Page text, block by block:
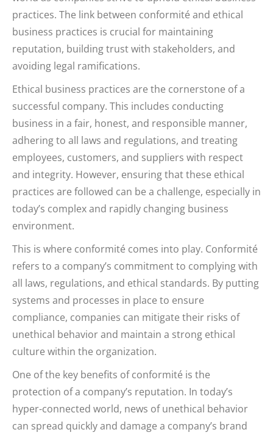
practices. The link between conformité and ethical
business practices is crucial for maintaining
reputation, building trust with stakeholders, and
avoiding legal ramifications.
Ethical business practices are the cornerstone of a
successful company. This includes conducting
business in a fair, honest, and responsible manner,
adhering to all laws and regulations, and treating
employees, customers, and suppliers with respect
and integrity. However, ensuring that these ethical
practices are followed can be a challenge, especially in
today’s complex and rapidly changing business
environment.
This is where conformité comes into play. Conformité
refers to a company’s commitment to complying with
all laws, regulations, and ethical standards. By putting
systems and processes in place to ensure
compliance, companies can mitigate their risks of
unethical behavior and maintain a strong ethical
culture within the organization.
One of the key benefits of conformité is the
protection of a company’s reputation. In today’s
hyper-connected world, news of unethical behavior
can spread quickly and damage a company’s brand